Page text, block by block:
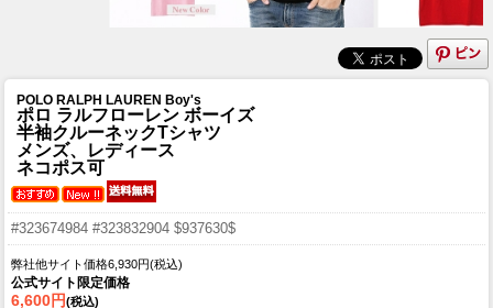
POLO RALPH LAUREN Boy's
ポロ ラルフローレン ボーイズ
半袖クルーネックTシャツ
メンズ、レディース
ネコポス可
#323674984 #323832904 $937630$
弊社他サイト価格6,930円(税込)
公式サイト限定価格
6,600円(税込)